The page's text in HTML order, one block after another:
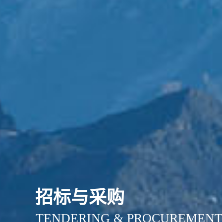
招标与采购
TENDERING & PROCUREMENT